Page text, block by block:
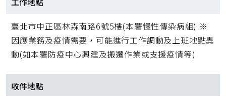
臺北市中正區林森南路6號5樓(本署慢性傳染病組) ※
因應業務及疫情需要，可能進行工作調動及上班地點異
動(如本署防疫中心興建及搬遷作業或支援疫情等)
收件地點